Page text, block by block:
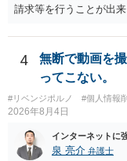
請求等を行うことが出
に個別に相談されると
4
無断で動画を
ってこない。
#リベンジポルノ #個人情報
2026年8月4日
インターネットに
泉 亮介 弁護士